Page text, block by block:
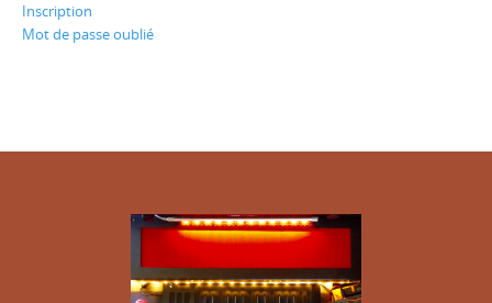
Inscription
Mot de passe oublié